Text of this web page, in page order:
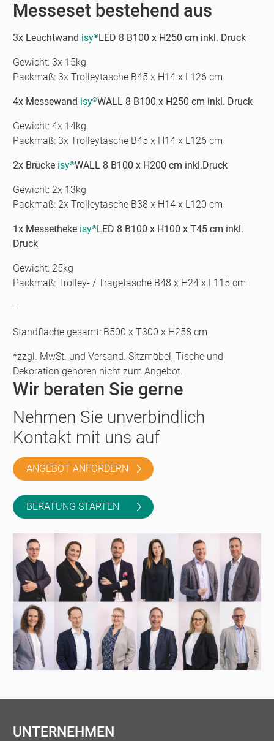
Messeset bestehend aus
3x Leuchtwand isy®LED 8 B100 x H250 cm inkl. Druck
Gewicht: 3x 15kg
Packmaß: 3x Trolleytasche B45 x H14 x L126 cm
4x Messewand isy®WALL 8 B100 x H250 cm inkl. Druck
Gewicht: 4x 14kg
Packmaß: 3x Trolleytasche B45 x H14 x L126 cm
2x Brücke isy®WALL 8 B100 x H200 cm inkl.Druck
Gewicht: 2x 13kg
Packmaß: 2x Trolleytasche B38 x H14 x L120 cm
1x Messetheke isy®LED 8 B100 x H100 x T45 cm inkl.
Druck
Gewicht: 25kg
Packmaß: Trolley- / Tragetasche B48 x H24 x L115 cm
-
Standfläche gesamt: B500 x T300 x H258 cm
*zzgl. MwSt. und Versand. Sitzmöbel, Tische und
Dekoration gehören nicht zum Angebot.
Wir beraten Sie gerne
Nehmen Sie unverbindlich
Kontakt mit uns auf
ANGEBOT ANFORDERN
BERATUNG STARTEN
UNTERNEHMEN